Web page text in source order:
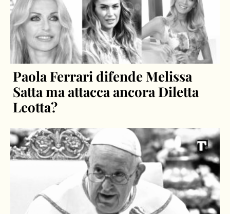
Paola Ferrari difende Melissa
Satta ma attacca ancora Diletta
Leotta?